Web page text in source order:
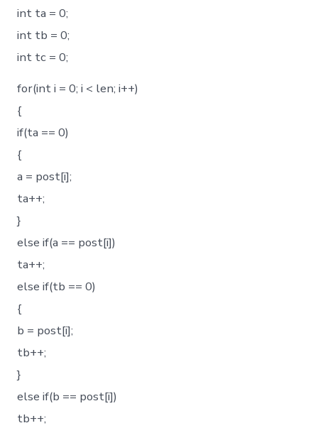
int ta = 0;
int tb = 0;
int tc = 0;
for(int i = 0; i < len; i++)
{
if(ta == 0)
{
a = post[i];
ta++;
}
else if(a == post[i])
ta++;
else if(tb == 0)
{
b = post[i];
tb++;
}
else if(b == post[i])
tb++;